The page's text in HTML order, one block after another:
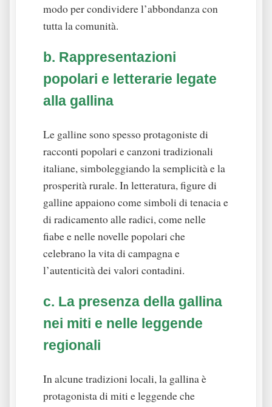
modo per condividere l’abbondanza con
tutta la comunità.
b. Rappresentazioni
popolari e letterarie legate
alla gallina
Le galline sono spesso protagoniste di
racconti popolari e canzoni tradizionali
italiane, simboleggiando la semplicità e la
prosperità rurale. In letteratura, figure di
galline appaiono come simboli di tenacia e
di radicamento alle radici, come nelle
fiabe e nelle novelle popolari che
celebrano la vita di campagna e
l’autenticità dei valori contadini.
c. La presenza della gallina
nei miti e nelle leggende
regionali
In alcune tradizioni locali, la gallina è
protagonista di miti e leggende che